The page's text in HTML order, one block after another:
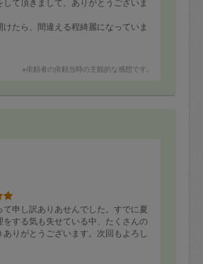
けたら、間違える程綺麗になっていま
します。
※依頼者の依頼当時の主観的な感想です。
申し訳ありあせんでした。すでに夏
をする気も失せている中、たくさんの
りがとうございます。次回もよろし